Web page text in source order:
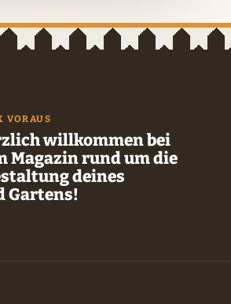
VORAUS
willkommen bei
Magazin rund um die
deines
Gartens!